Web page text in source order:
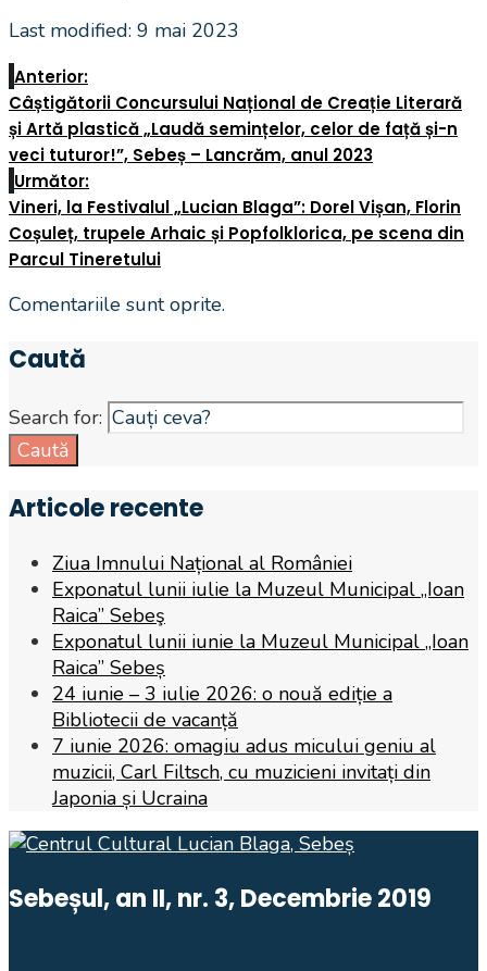
Last modified: 9 mai 2023
Anterior:
Câștigătorii Concursului Național de Creație Literară
și Artă plastică „Laudă semințelor, celor de față și-n
veci tuturor!”, Sebeș – Lancrăm, anul 2023
Următor:
Vineri, la Festivalul „Lucian Blaga”: Dorel Vișan, Florin
Coșuleț, trupele Arhaic și Popfolklorica, pe scena din
Parcul Tineretului
Comentariile sunt oprite.
Caută
Search for:
Caută
Articole recente
Ziua Imnului Național al României
Exponatul lunii iulie la Muzeul Municipal „Ioan
Raica” Sebeş
Exponatul lunii iunie la Muzeul Municipal „Ioan
Raica” Sebeș
24 iunie – 3 iulie 2026: o nouă ediție a
Bibliotecii de vacanță
7 iunie 2026: omagiu adus micului geniu al
muzicii, Carl Filtsch, cu muzicieni invitați din
Japonia și Ucraina
Sebeșul, an II, nr. 3, Decembrie 2019